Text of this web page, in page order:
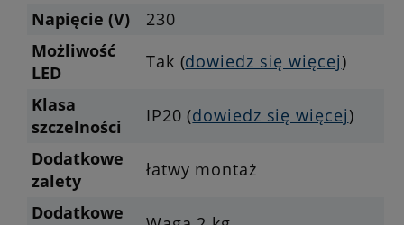
Napięcie (V)
230
Możliwość
LED
Tak (dowiedz się więcej)
Klasa
szczelności
IP20 (dowiedz się więcej)
Dodatkowe
zalety
łatwy montaż
Dodatkowe